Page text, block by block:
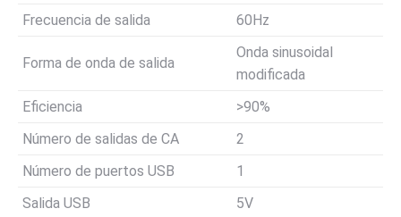
Frecuencia de salida
60Hz
Forma de onda de salida
Onda sinusoidal
modificada
Eficiencia
>90%
Número de salidas de CA
2
Número de puertos USB
1
Salida USB
5V